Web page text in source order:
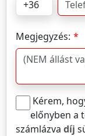
Megjegyzés:
Kérem,
előnyben a
számlázva díj